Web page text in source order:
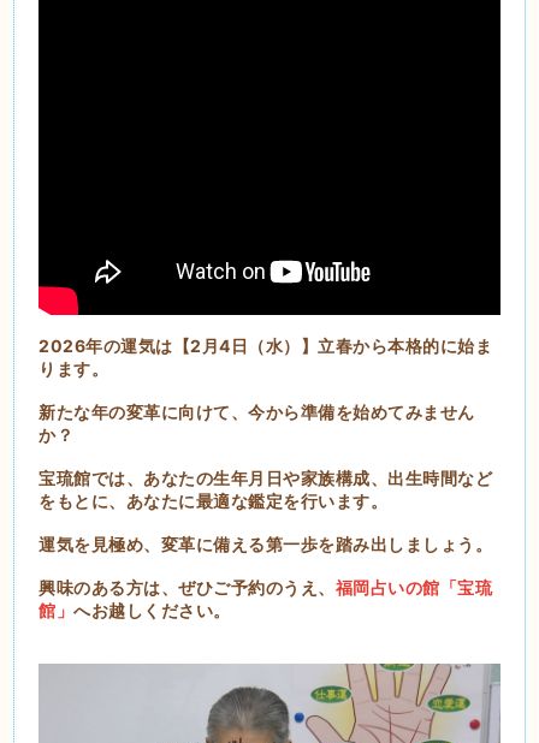
2026年の運気は【2月4日（水）】立春から本格的に始ま
ります。
新たな年の変革に向けて、今から準備を始めてみません
か？
宝琉館では、あなたの生年月日や家族構成、出生時間など
をもとに、あなたに最適な鑑定を行います。
運気を見極め、変革に備える第一歩を踏み出しましょう。
興味のある方は、ぜひご予約のうえ、 福岡占いの館「宝琉
館」へお越しください。